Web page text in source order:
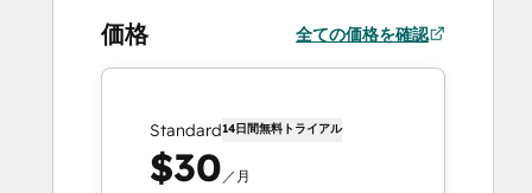
価格 全ての価格を確認
Standard14日間無料トライアル
$30 ／月